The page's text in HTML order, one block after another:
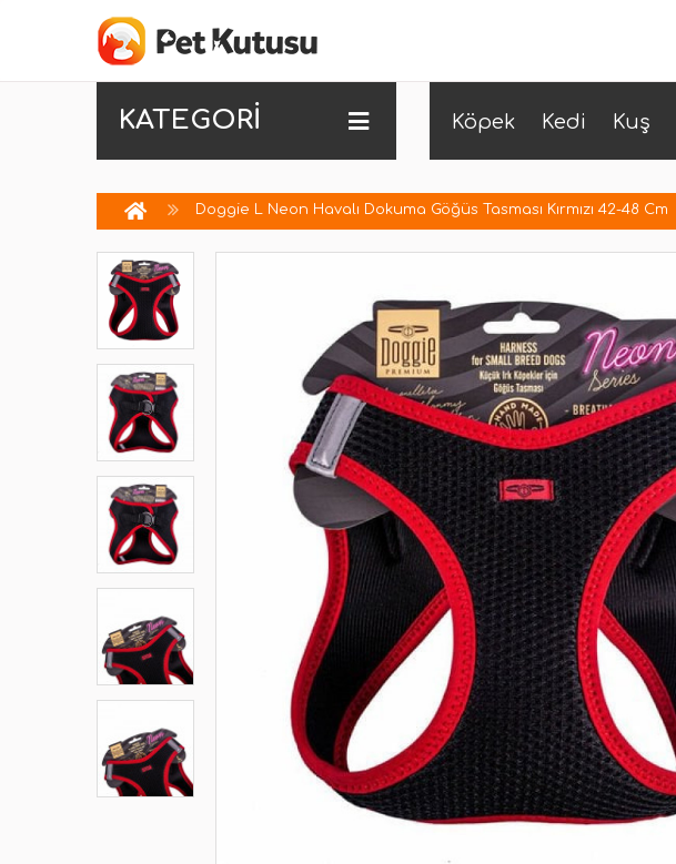
KATEGORİ Köpek Kedi Kuş
Doggie L Neon Havalı Dokuma Göğüs Tasması Kırmızı 42-48 Cm